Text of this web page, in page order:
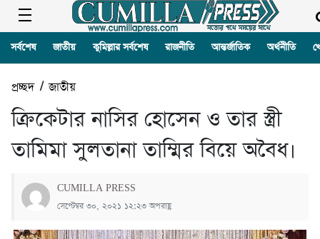
সর্বশেষ জাতীয় কুমিল্লার সর্বশেষ রাজনীতি আন্তর্জাতিক অর্থনীতি
প্রচ্ছদ/জাতীয়
ক্রিকেটার নাসির হোসেন ও তার স্ত্রী
তামিমা সুলতানা তাম্মির বিয়ে অবৈধ।
CUMILLA PRESS
সেপ্টেম্বর ৩০, ২০২১ ১২:২৩ অপরাহ্ণ